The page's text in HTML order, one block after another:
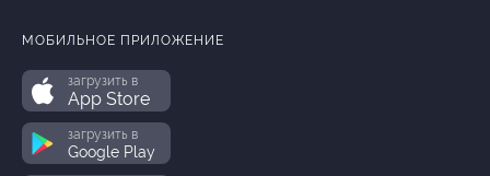
МОБИЛЬНОЕ ПРИЛОЖЕНИЕ
загрузить в
App Store
загрузить в
Google Play